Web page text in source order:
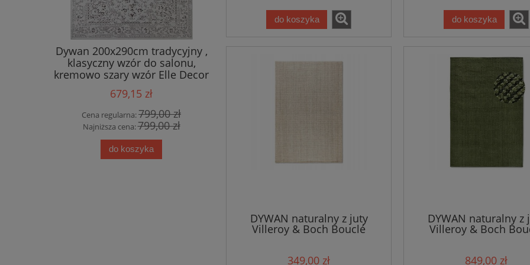
Dywan 200x290cm tradycyjny ,
klasyczny wzór do salonu,
kremowo szary wzór Elle Decor
Machasi
679,15 zł
Cena regularna:799,00 zł
Najniższa cena:799,00 zł
do koszyka
bawełniany, Nouristan Oriental
200x265cm, Villeroy&BOCH
EGON ,klasyczny wzór
kremowy z frędzlami
1 146,65 zł
Cena regularna:
do koszyka do koszyka
DYWAN naturalny z juty
Villeroy & Boch Bouclé
160x230cm w kolorze
349,00 zł
DYWAN naturalny z
Villeroy & Boch
160x230cm w
849,00 zł